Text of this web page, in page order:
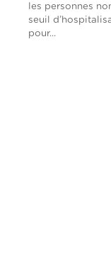
les personnes
seuil
pour...